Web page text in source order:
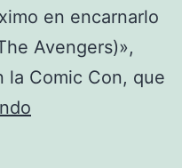
en encarnarlo
Avengers)»,
la Comic Con, que